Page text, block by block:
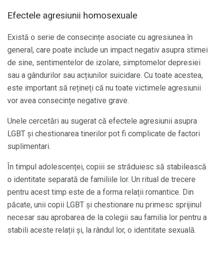
Efectele agresiunii homosexuale
Există o serie de consecințe asociate cu agresiunea în
general, care poate include un impact negativ asupra stimei
de sine, sentimentelor de izolare, simptomelor depresiei
sau a gândurilor sau acțiunilor suicidare. Cu toate acestea,
este important să rețineți că nu toate victimele agresiunii
vor avea consecințe negative grave.
Unele cercetări au sugerat că efectele agresiunii asupra
LGBT și chestionarea tinerilor pot fi complicate de factori
suplimentari.
În timpul adolescenței, copiii se străduiesc să stabilească
o identitate separată de familiile lor. Un ritual de trecere
pentru acest timp este de a forma relații romantice. Din
păcate, unii copii LGBT și chestionare nu primesc sprijinul
necesar sau aprobarea de la colegii sau familia lor pentru a
stabili aceste relații și, la rândul lor, o identitate sexuală.